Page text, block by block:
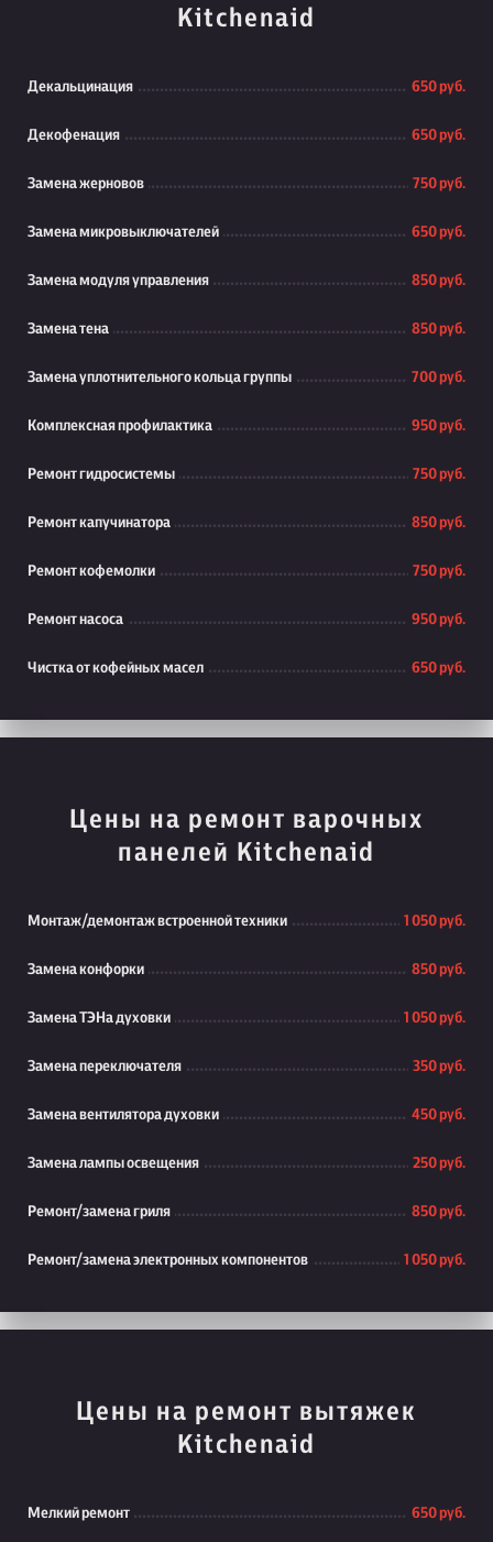
Kitchenaid
Декальцинация 650 руб.
Декофенация 650 руб.
Замена жерновов 750 руб.
Замена микровыключателей 650 руб.
Замена модуля управления 850 руб.
Замена тена 850 руб.
Замена уплотнительного кольца группы 700 руб.
Комплексная профилактика 950 руб.
Ремонт гидросистемы 750 руб.
Ремонт капучинатора 850 руб.
Ремонт кофемолки 750 руб.
Ремонт насоса 950 руб.
Чистка от кофейных масел 650 руб.
Цены на ремонт варочных
панелей Kitchenaid
Монтаж/демонтаж встроенной техники 1 050 руб.
Замена конфорки 850 руб.
Замена ТЭНа духовки 1 050 руб.
Замена переключателя 350 руб.
Замена вентилятора духовки 450 руб.
Замена лампы освещения 250 руб.
Ремонт/замена гриля 850 руб.
Ремонт/замена электронных компонентов 1 050 руб.
Цены на ремонт вытяжек
Kitchenaid
Мелкий ремонт 650 руб.